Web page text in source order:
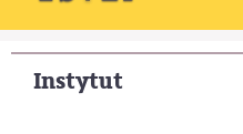
Instytut